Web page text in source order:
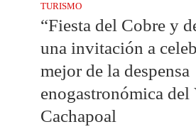
TURISMO
“Fiesta del Cobre y
una invitación a
mejor de la despensa
enogastronómica del
Cachapoal